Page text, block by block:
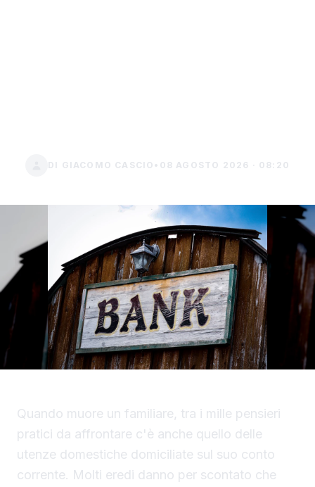
DI GIACOMO CASCIO • 08 AGOSTO 2026 · 08:20
Quando muore un familiare, tra i mille pensieri
pratici da affrontare c'è anche quello delle
utenze domestiche domiciliate sul suo conto
corrente. Molti eredi danno per scontato che